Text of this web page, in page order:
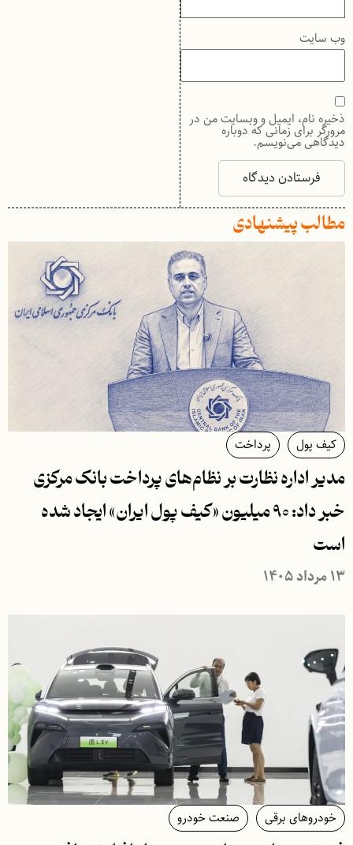
وب‌ سایت
ذخیره نام، ایمیل و وبسایت من در
مرورگر برای زمانی که دوباره
دیدگاهی می‌نویسم.
مطالب پیشنهادی
کیف پول پرداخت
مدیر اداره نظارت بر نظام‌های پرداخت بانک مرکزی
خبر داد: ۹۰ میلیون «کیف پول ایران» ایجاد شده
است
۱۳ مرداد ۱۴۰۵
خودروهای برقی صنعت خودرو